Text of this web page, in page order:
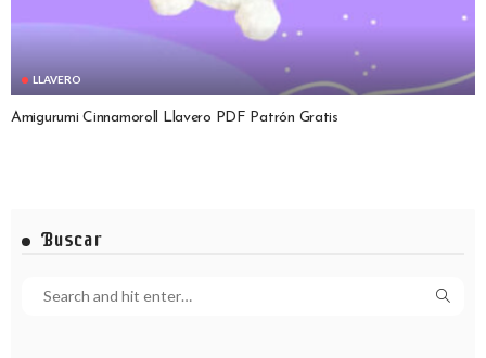
LLAVERO
Amigurumi Cinnamoroll Llavero PDF Patrón Gratis
Buscar